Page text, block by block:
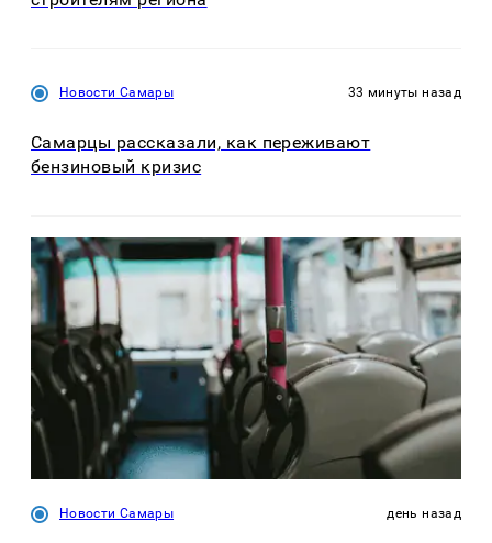
Новости Самары 33 минуты назад
Самарцы рассказали, как переживают
бензиновый кризис
Новости Самары день назад